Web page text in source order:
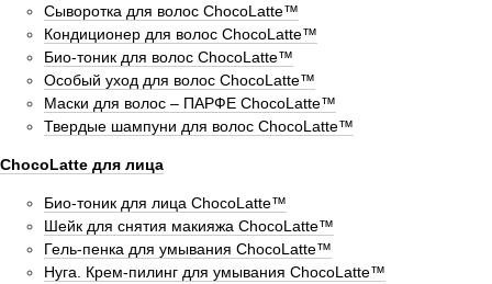
Сыворотка для волос ChocoLatte™
Кондиционер для волос ChocoLatte™
Био-тоник для волос ChocoLatte™
Особый уход для волос ChocoLatte™
Маски для волос – ПАРФЕ ChocoLatte™
Твердые шампуни для волос ChocoLatte™
ChocoLatte для лица
Био-тоник для лица ChocoLatte™
Шейк для снятия макияжа ChocoLatte™
Гель-пенка для умывания ChocoLatte™
Нуга. Крем-пилинг для умывания ChocoLatte™